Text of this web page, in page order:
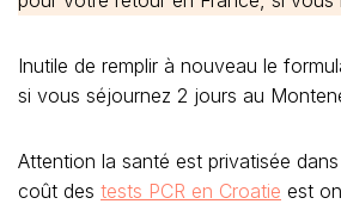
Inutile de remplir à nouveau le
si vous séjournez 2 jours au
Attention la santé est privatisée
coût des tests PCR en Croatie est